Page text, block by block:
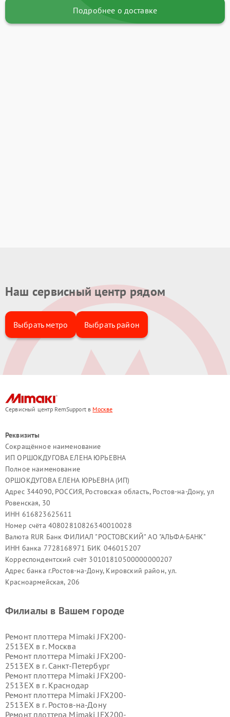
Подробнее о доставке
Наш сервисный центр рядом
Выбрать метро Выбрать район
Сервисный центр RemSupport в Москве
Реквизиты
Сокращённое наименование
ИП ОРШОКДУГОВА ЕЛЕНА ЮРЬЕВНА
Полное наименование
ОРШОКДУГОВА ЕЛЕНА ЮРЬЕВНА (ИП)
Адрес 344090, РОССИЯ, Ростовская область, Ростов-на-Дону, ул
Ровенская, 30
ИНН 616823625611
Номер счёта 40802810826340010028
Валюта RUR Банк ФИЛИАЛ "РОСТОВСКИЙ" АО "АЛЬФА-БАНК"
ИНН банка 7728168971 БИК 046015207
Корреспондентский счёт 30101810500000000207
Адрес банка г.Ростов-на-Дону, Кировский район, ул.
Красноармейская, 206
Филиалы в Вашем городе
Ремонт плоттера Mimaki JFX200-
2513EX в г. Москва
Ремонт плоттера Mimaki JFX200-
2513EX в г. Санкт-Петербург
Ремонт плоттера Mimaki JFX200-
2513EX в г. Краснодар
Ремонт плоттера Mimaki JFX200-
2513EX в г. Ростов-на-Дону
Ремонт плоттера Mimaki JFX200-